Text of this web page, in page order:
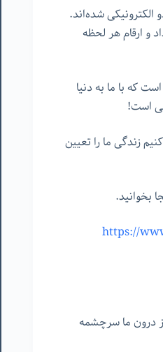
الکترونیکی شده‌اند.
و ارقام هر لحظه
که با ما به دنیا
است!
زندگی ما را تعیین
بخوانید.
https://
درون ما سرچشمه